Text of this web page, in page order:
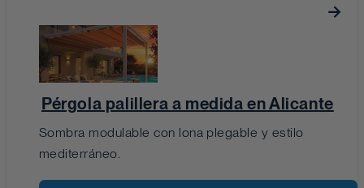
Pérgola palillera a medida en Alicante
Sombra modulable con lona plegable y estilo
mediterráneo.